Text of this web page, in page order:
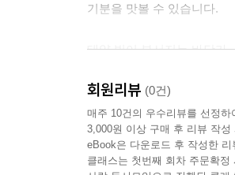
기분을 맛볼 수 있습니다.
태양 빛이 부서지는 바닷가
회원리뷰 (0건)
매주 10건의 우수리뷰를 선정
3,000원 이상 구매 후 리뷰 작성
eBook은 다운로드 후 작성한
클래스는 첫번째 회차 주문확